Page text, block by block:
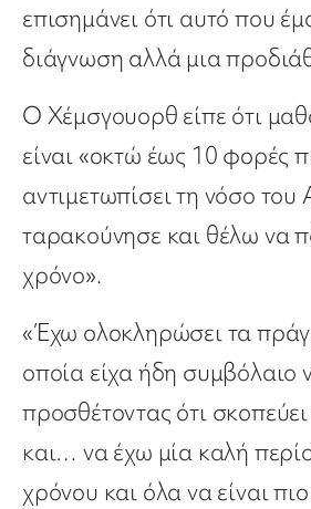
επισημάνει ότι αυτό που
διάγνωση αλλά μια
Ο Χέμσγουορθ είπε ότι
είναι «οκτώ έως 10 φορές
αντιμετωπίσει τη νόσο του
ταρακούνησε και θέλω να
χρόνο».
«Έχω ολοκληρώσει τα
οποία είχα ήδη συμβόλαιο
προσθέτοντας ότι
και… να έχω μία καλή
χρόνου και όλα να είναι